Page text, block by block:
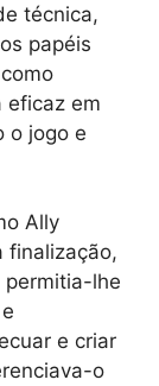
técnica,
papéis
eficaz em
o jogo e
Ally
finalização,
lhe
e criar
o